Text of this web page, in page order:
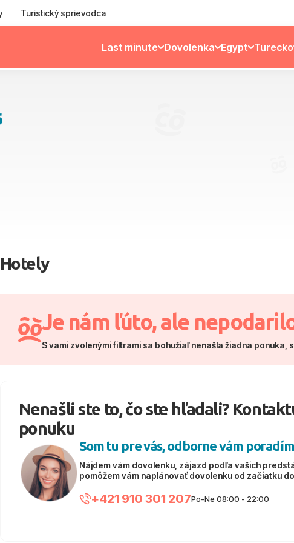
Turistický sprievodca
Last minute Dovolenka Egypt Turecko
Hotely
Je nám ľúto, ale
S vami zvolenými filtrami sa bohužiaľ nenašla žiadna ponuka,
Nenašli ste to, čo ste hľadali?
ponuku
Som tu pre vás, odborne vám
Nájdem vám dovolenku, zájazd podľa vašich
pomôžem vám naplánovať dovolenku od začiatku
+421 910 301 207Po-Ne 08:00 - 22:00